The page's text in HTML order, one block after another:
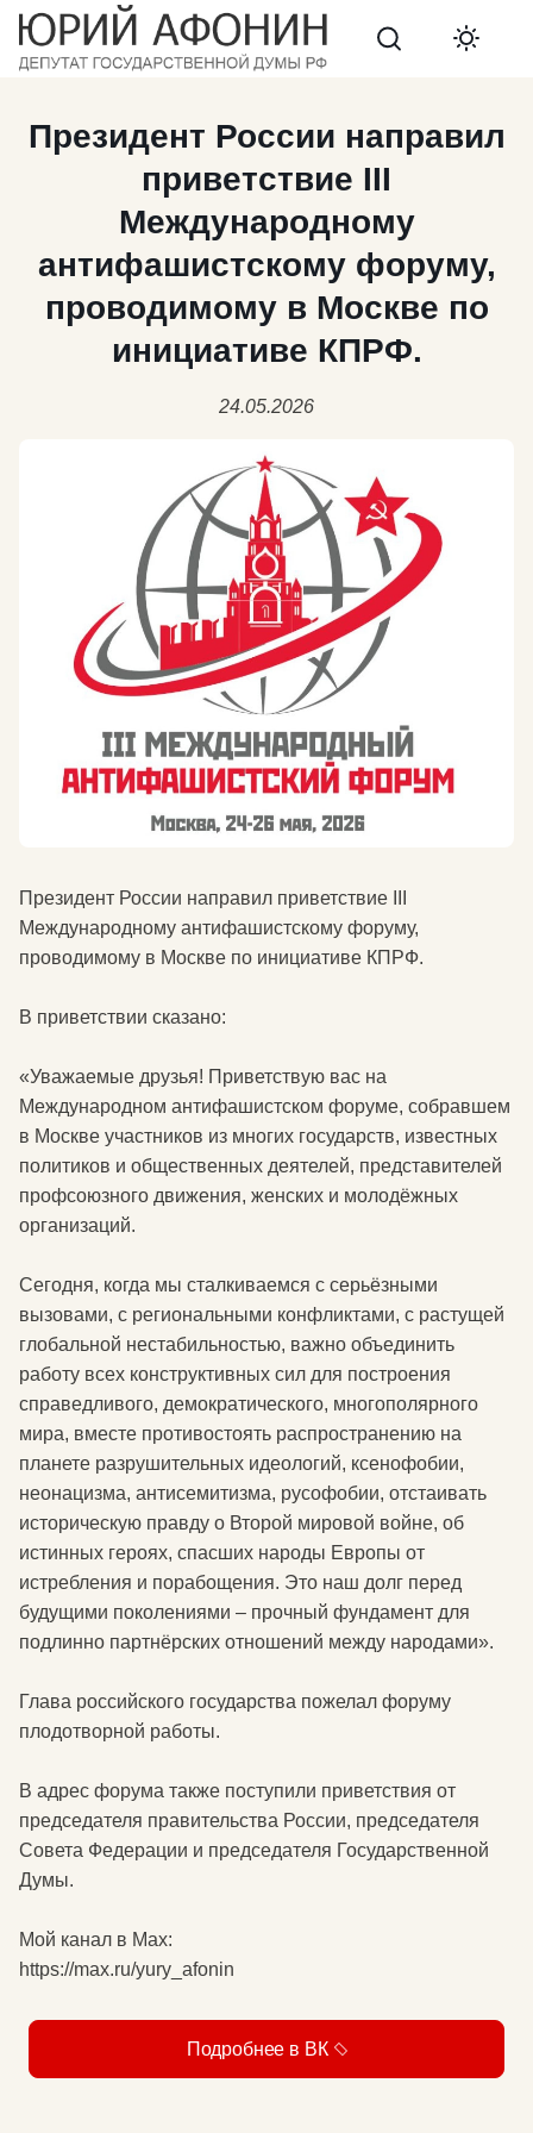
Search
Президент России направил
приветствие III
Международному
антифашистскому форуму,
проводимому в Москве по
инициативе КПРФ.
24.05.2026
Президент России направил приветствие III
Международному антифашистскому форуму,
проводимому в Москве по инициативе КПРФ.
В приветствии сказано:
«Уважаемые друзья! Приветствую вас на
Международном антифашистском форуме, собравшем
в Москве участников из многих государств, известных
политиков и общественных деятелей, представителей
профсоюзного движения, женских и молодёжных
организаций.
Сегодня, когда мы сталкиваемся с серьёзными
вызовами, с региональными конфликтами, с растущей
глобальной нестабильностью, важно объединить
работу всех конструктивных сил для построения
справедливого, демократического, многополярного
мира, вместе противостоять распространению на
планете разрушительных идеологий, ксенофобии,
неонацизма, антисемитизма, русофобии, отстаивать
историческую правду о Второй мировой войне, об
истинных героях, спасших народы Европы от
истребления и порабощения. Это наш долг перед
будущими поколениями – прочный фундамент для
подлинно партнёрских отношений между народами».
Глава российского государства пожелал форуму
плодотворной работы.
В адрес форума также поступили приветствия от
председателя правительства России, председателя
Совета Федерации и председателя Государственной
Думы.
Мой канал в Мax:
https://max.ru/yury_afonin
Подробнее в ВК